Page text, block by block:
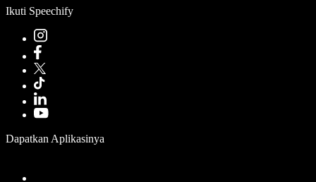
Ikuti Speechify
Dapatkan Aplikasinya